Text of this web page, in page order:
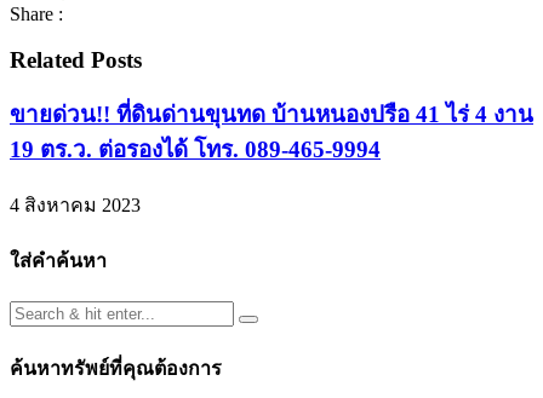
Share :
Related Posts
ขายด่วน!! ที่ดินด่านขุนทด บ้านหนองปรือ 41 ไร่ 4 งาน
19 ตร.ว. ต่อรองได้ โทร. 089-465-9994
4 สิงหาคม 2023
ใส่คำค้นหา
ค้นหาทรัพย์ที่คุณต้องการ